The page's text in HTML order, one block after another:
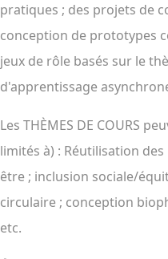
pratiques ; des projets de
conception de prototypes
jeux de rôle basés sur le
d'apprentissage
Les THÈMES DE COURS
limités à) : Réutilisation
être ; inclusion sociale/
circulaire ; conception
etc.